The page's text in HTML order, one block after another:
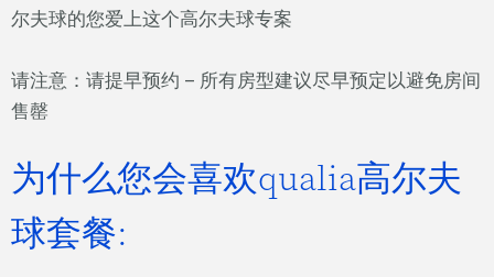
尔夫球的您爱上这个高尔夫球专案
请注意：请提早预约 – 所有房型建议尽早预定以避免房间
售罄
为什么您会喜欢qualia高尔夫
球套餐: